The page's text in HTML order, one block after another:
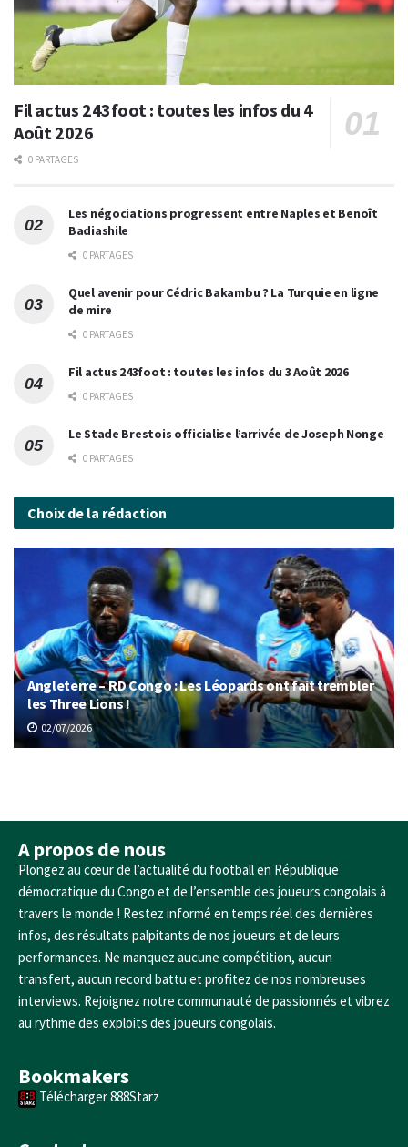
Fil actus 243foot : toutes les infos du 4
Août 2026
0 PARTAGES
Les négociations progressent entre Naples et Benoît
Badiashile
0 PARTAGES
Quel avenir pour Cédric Bakambu ? La Turquie en ligne
de mire
0 PARTAGES
Fil actus 243foot : toutes les infos du 3 Août 2026
0 PARTAGES
Le Stade Brestois officialise l’arrivée de Joseph Nonge
0 PARTAGES
Choix de la rédaction
Angleterre – RD Congo : Les Léopards ont fait trembler
les Three Lions !
02/07/2026
A propos de nous
Plongez au cœur de l’actualité du football en République
démocratique du Congo et de l’ensemble des joueurs congolais à
travers le monde ! Restez informé en temps réel des dernières
infos, des résultats palpitants de nos joueurs et de leurs
performances. Ne manquez aucune compétition, aucun
transfert, aucun record battu et profitez de nos nombreuses
interviews. Rejoignez notre communauté de passionnés et vibrez
au rythme des exploits des joueurs congolais.
Bookmakers
Télécharger 888Starz